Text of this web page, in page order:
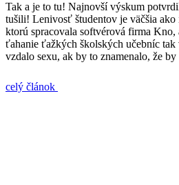
Tak a je to tu! Najnovší výskum
tušili! Lenivosť študentov je väčšia
ktorú spracovala softvérová firma Kno,
ťahanie ťažkých školských učebníc
vzdalo sexu, ak by to znamenalo, že
celý článok